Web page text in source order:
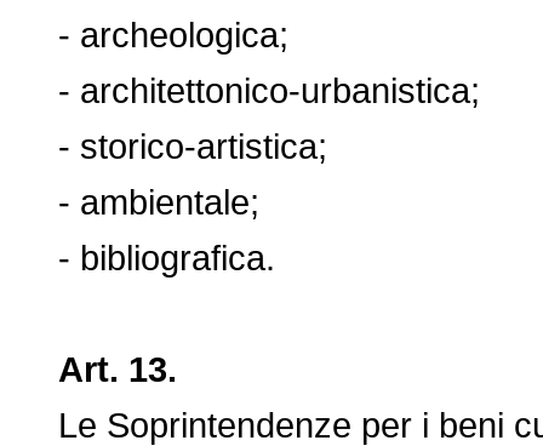
- archeologica;
- architettonico-urbanistica;
- storico-artistica;
- ambientale;
- bibliografica.
Art. 13.
Le Soprintendenze per i beni